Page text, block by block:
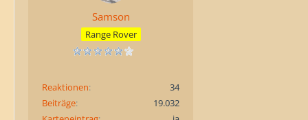
Samson
Range Rover
Reaktionen
34
Beiträge
19.032